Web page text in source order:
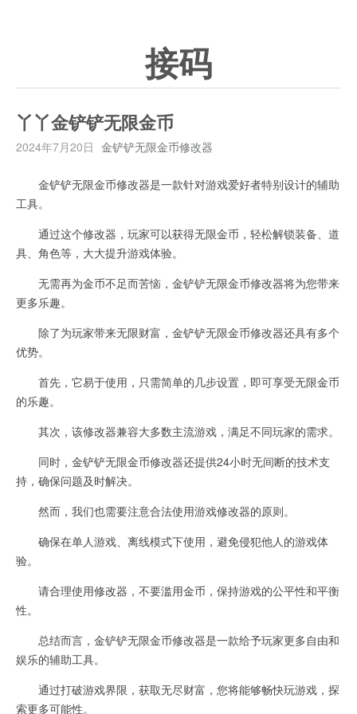
接码
丫丫金铲铲无限金币
2024年7月20日 金铲铲无限金币修改器
金铲铲无限金币修改器是一款针对游戏爱好者特别设计的辅助
工具。
通过这个修改器，玩家可以获得无限金币，轻松解锁装备、道
具、角色等，大大提升游戏体验。
无需再为金币不足而苦恼，金铲铲无限金币修改器将为您带来
更多乐趣。
除了为玩家带来无限财富，金铲铲无限金币修改器还具有多个
优势。
首先，它易于使用，只需简单的几步设置，即可享受无限金币
的乐趣。
其次，该修改器兼容大多数主流游戏，满足不同玩家的需求。
同时，金铲铲无限金币修改器还提供24小时无间断的技术支
持，确保问题及时解决。
然而，我们也需要注意合法使用游戏修改器的原则。
确保在单人游戏、离线模式下使用，避免侵犯他人的游戏体
验。
请合理使用修改器，不要滥用金币，保持游戏的公平性和平衡
性。
总结而言，金铲铲无限金币修改器是一款给予玩家更多自由和
娱乐的辅助工具。
通过打破游戏界限，获取无尽财富，您将能够畅快玩游戏，探
索更多可能性。